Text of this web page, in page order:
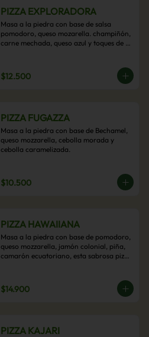
PIZZA EXPLORADORA
Masa a la piedra con base de salsa
pomodoro, queso mozarella. champiñón,
carne mechada, queso azul y toques de
$12.500
PIZZA FUGAZZA
Masa a la piedra con base de Bechamel,
queso mozzarella, cebolla morada y
cebolla caramelizada.
$10.500
PIZZA HAWAIIANA
Masa a la piedra con base de pomodoro,
queso mozzarella, jamón colonial, piña,
camarón ecuatoriano, esta sabrosa pizza
$14.900
PIZZA KAJARI